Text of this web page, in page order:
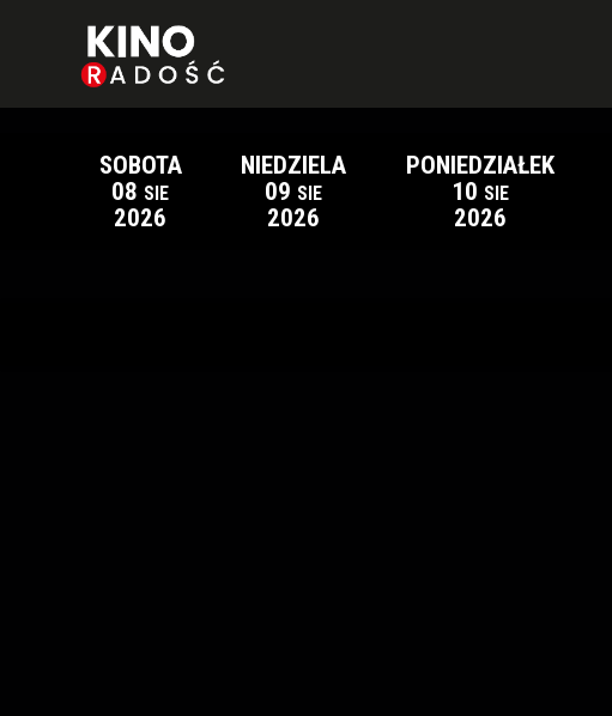
SOBOTA
08 SIE
2026
NIEDZIELA
09 SIE
2026
PONIEDZIAŁEK
10 SIE
2026